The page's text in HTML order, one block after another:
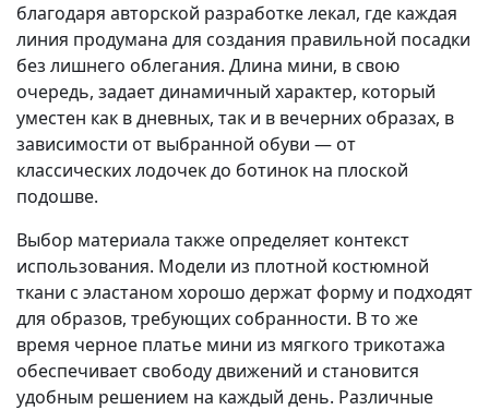
благодаря авторской разработке лекал, где каждая
линия продумана для создания правильной посадки
без лишнего облегания. Длина мини, в свою
очередь, задает динамичный характер, который
уместен как в дневных, так и в вечерних образах, в
зависимости от выбранной обуви — от
классических лодочек до ботинок на плоской
подошве.
Выбор материала также определяет контекст
использования. Модели из плотной костюмной
ткани с эластаном хорошо держат форму и подходят
для образов, требующих собранности. В то же
время черное платье мини из мягкого трикотажа
обеспечивает свободу движений и становится
удобным решением на каждый день. Различные